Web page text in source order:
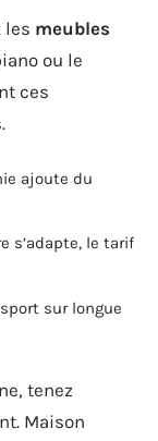
les meubles
ou le
ces
ajoute du
s’adapte, le tarif
sur longue
tenez
Maison